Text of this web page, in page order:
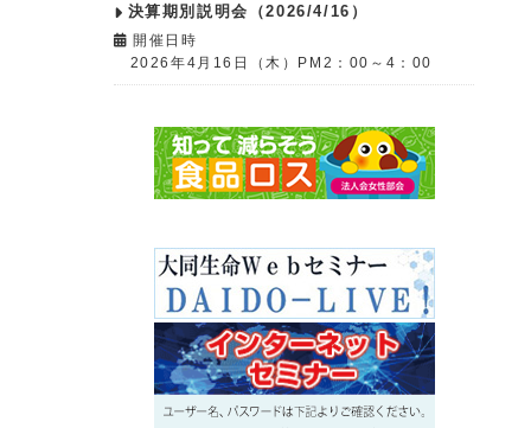
決算期別説明会（2026/4/16）
開催日時
2026年4月16日（木）PM2：00～4：00